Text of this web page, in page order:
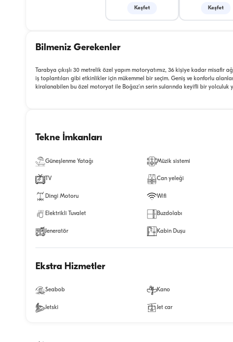
Keşfet Keşfet
Bilmeniz Gerekenler
Tarabya çıkışlı 30 metrelik özel yapım motoryatımız, 36 kişiye kadar
iş toplantıları gibi etkinlikler için mükemmel bir seçim. Geniş ve konforlu
kiralanabilen bu özel motoryat ile Boğaz’ın serin sularında keyifli bir
Tekne İmkanları
Güneşlenme Yatağı Müzik sistemi
TV Can yeleği
Dingi Motoru Wifi
Elektrikli Tuvalet Buzdolabı
Jeneratör Kabin Duşu
Ekstra Hizmetler
Seabob Kano
Jetski Jet car